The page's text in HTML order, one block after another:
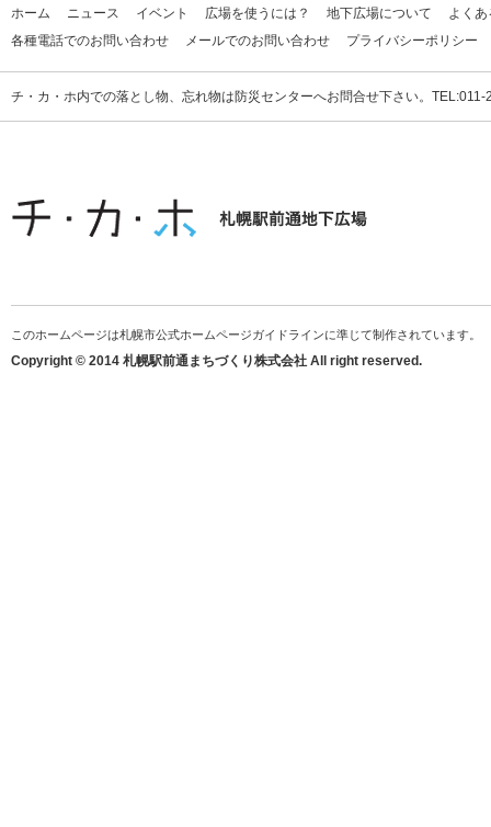
ホーム ニュース イベント 広場を使うには？ 地下広場について
よく
各種電話でのお問い合わせ
メールでのお問い合わせ プライバシーポリシー
チ・カ・ホ内での落とし物、忘れ物は防災センターへお問合せ下さい。
このホームページは札幌市公式ホームページガイドラインに準じて制作されています。
Copyright © 2014 札幌駅前通まちづくり株式会社 All right reserved.